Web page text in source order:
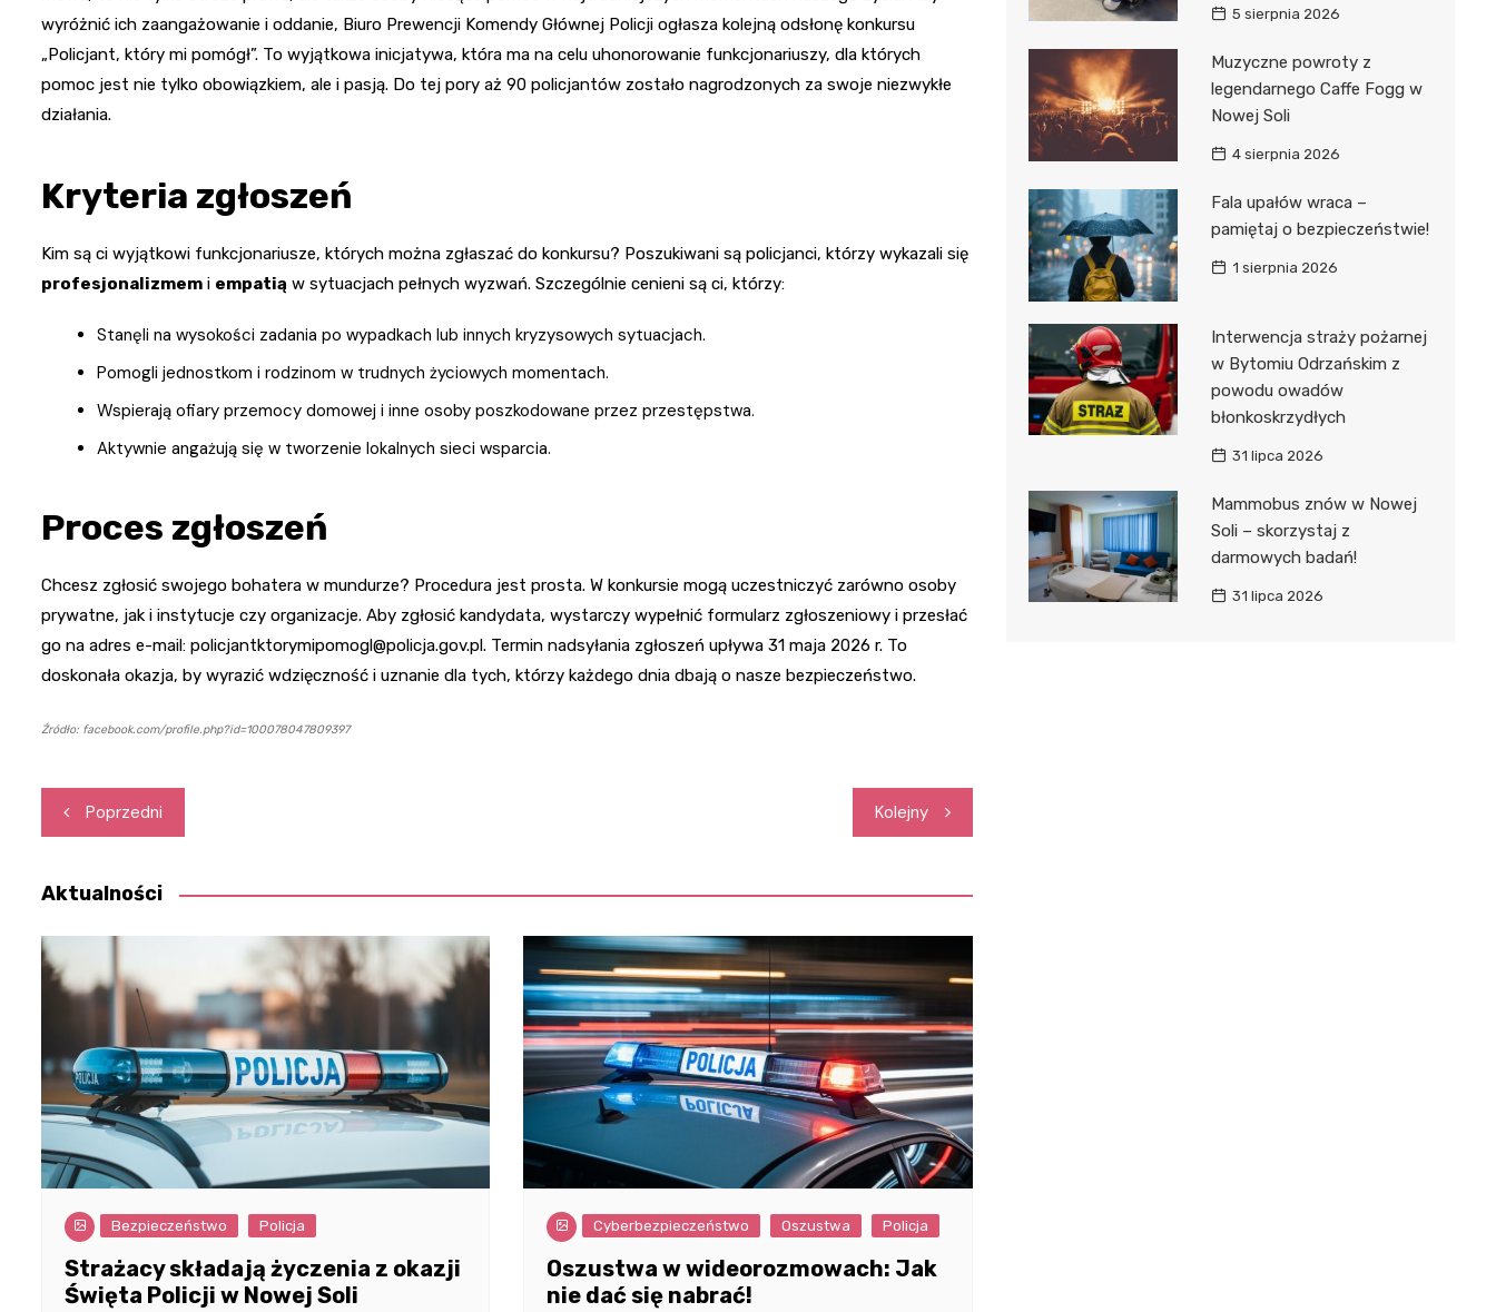
wyróżnić ich zaangażowanie i oddanie, Biuro Prewencji Komendy Głównej Policji ogłasza kolejną odsłonę konkursu
„Policjant, który mi pomógł”. To wyjątkowa inicjatywa, która ma na celu uhonorowanie funkcjonariuszy, dla których
pomoc jest nie tylko obowiązkiem, ale i pasją. Do tej pory aż 90 policjantów zostało nagrodzonych za swoje niezwykłe
działania.
Kryteria zgłoszeń
Kim są ci wyjątkowi funkcjonariusze, których można zgłaszać do konkursu? Poszukiwani są policjanci, którzy wykazali się
profesjonalizmem i empatią w sytuacjach pełnych wyzwań. Szczególnie cenieni są ci, którzy:
Stanęli na wysokości zadania po wypadkach lub innych kryzysowych sytuacjach.
Pomogli jednostkom i rodzinom w trudnych życiowych momentach.
Wspierają ofiary przemocy domowej i inne osoby poszkodowane przez przestępstwa.
Aktywnie angażują się w tworzenie lokalnych sieci wsparcia.
Proces zgłoszeń
Chcesz zgłosić swojego bohatera w mundurze? Procedura jest prosta. W konkursie mogą uczestniczyć zarówno osoby
prywatne, jak i instytucje czy organizacje. Aby zgłosić kandydata, wystarczy wypełnić formularz zgłoszeniowy i przesłać
go na adres e-mail: policjantktorymipomogl@policja.gov.pl . Termin nadsyłania zgłoszeń upływa 31 maja 2026 r. To
doskonała okazja, by wyrazić wdzięczność i uznanie dla tych, którzy każdego dnia dbają o nasze bezpieczeństwo.
Źródło: facebook.com/profile.php?id=100078047809397
Nawigacja
wpisu
Poprzedni Kolejny
Aktualności
Bezpieczeństwo Policja
Strażacy składają życzenia z okazji
Święta Policji w Nowej Soli
Cyberbezpieczeństwo Oszustwa Policja
Oszustwa w wideorozmowach: Jak
nie dać się nabrać!
5 sierpnia 2026
Muzyczne powroty z
legendarnego Caffe Fogg w
Nowej Soli
4 sierpnia 2026
Fala upałów wraca –
pamiętaj o bezpieczeństwie!
1 sierpnia 2026
Interwencja straży pożarnej
w Bytomiu Odrzańskim z
powodu owadów
błonkoskrzydłych
31 lipca 2026
Mammobus znów w Nowej
Soli – skorzystaj z
darmowych badań!
31 lipca 2026